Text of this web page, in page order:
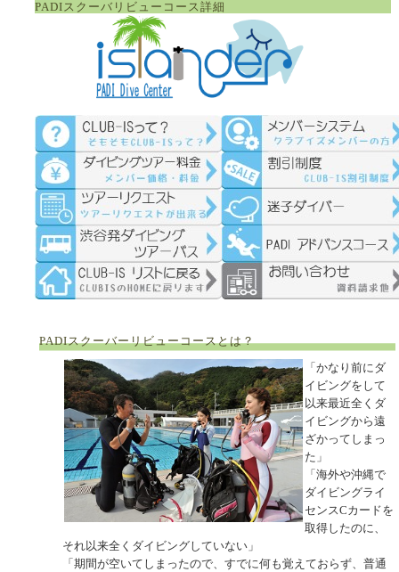
PADIスクーバリビューコース詳細
PADIスクーバーリビューコースとは？
「かなり前にダ
イビングをして
以来最近全くダ
イビングから遠
ざかってしまっ
た」
「海外や沖縄で
ダイビングライ
センスCカードを
取得したのに、
それ以来全くダイビングしていない」
「期間が空いてしまったので、すでに何も覚えておらず、普通